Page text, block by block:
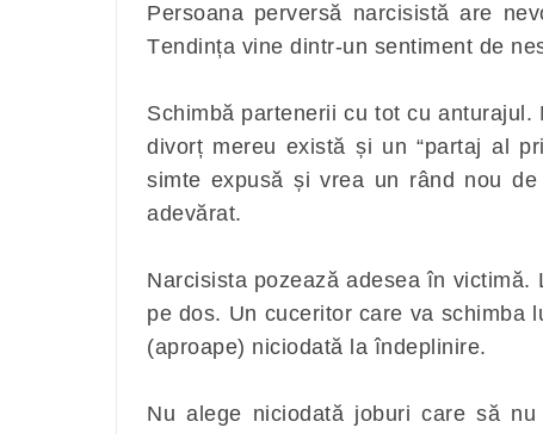
Persoana perversă narcisistă are
Tendința vine dintr-un sentiment de
Schimbă partenerii cu tot cu
divorț mereu există și un “partaj al
simte expusă și vrea un rând nou
adevărat.
Narcisista pozează adesea în
pe dos. Un cuceritor care va schimba
(aproape) niciodată la îndeplinire.
Nu alege niciodată joburi care să